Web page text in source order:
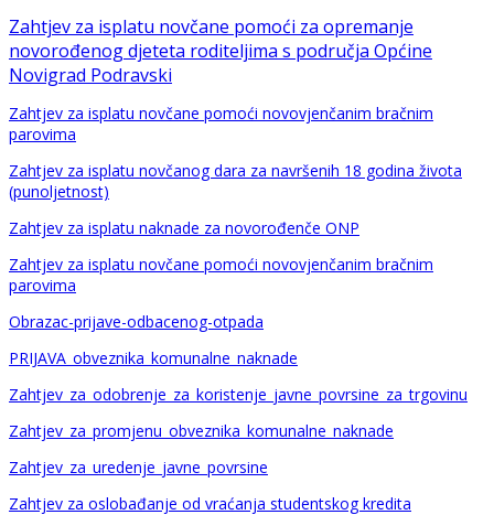
Zahtjev za isplatu novčane pomoći za opremanje
novorođenog djeteta roditeljima s područja Općine
Novigrad Podravski
Zahtjev za isplatu novčane pomoći novovjenčanim bračnim
parovima
Zahtjev za isplatu novčanog dara za navršenih 18 godina života
(punoljetnost)
Zahtjev za isplatu naknade za novorođenče ONP
Zahtjev za isplatu novčane pomoći novovjenčanim bračnim
parovima
Obrazac-prijave-odbacenog-otpada
PRIJAVA_obveznika_komunalne_naknade
Zahtjev_za_odobrenje_za_koristenje_javne_povrsine_za_trgovinu
Zahtjev_za_promjenu_obveznika_komunalne_naknade
Zahtjev_za_uredenje_javne_povrsine
Zahtjev za oslobađanje od vraćanja studentskog kredita